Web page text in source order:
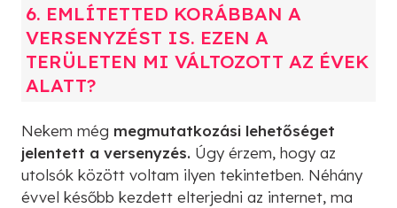
6. EMLÍTETTED KORÁBBAN A
VERSENYZÉST IS. EZEN A
TERÜLETEN MI VÁLTOZOTT AZ ÉVEK
ALATT?
Nekem még megmutatkozási lehetőséget
jelentett a versenyzés. Úgy érzem, hogy az
utolsók között voltam ilyen tekintetben. Néhány
évvel később kezdett elterjedni az internet, ma